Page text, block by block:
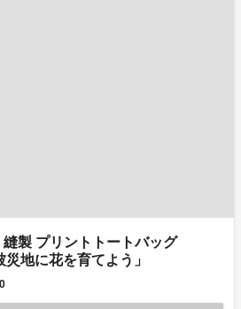
縫製 プリントトートバッグ
地に花を育てよう」
0